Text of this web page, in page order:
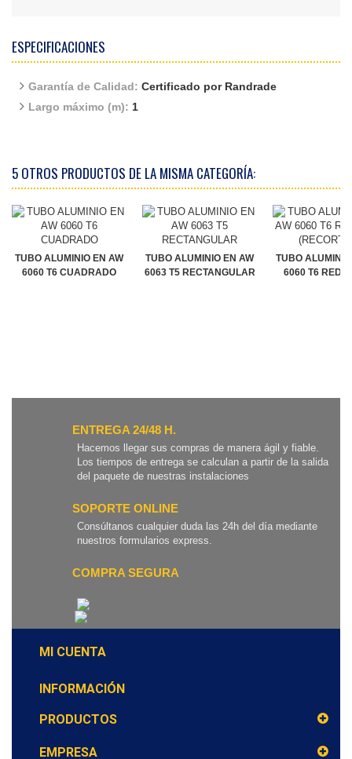
ESPECIFICACIONES
Garantía de Calidad: Certificado por Randrade
Largo máximo (m): 1
5 OTROS PRODUCTOS DE LA MISMA CATEGORÍA:
TUBO ALUMINIO EN AW
6060 T6 CUADRADO
TUBO ALUMINIO EN AW
6063 T5 RECTANGULAR
TUBO
6060 T6
ENTREGA 24/48 H.
Hacemos llegar sus compras de manera ágil y fiable.
Los tiempos de entrega se calculan a partir de la salida
del paquete de nuestras instalaciones
SOPORTE ONLINE
Consúltanos cualquier duda las 24h del día mediante
nuestros formularios express.
COMPRA SEGURA
MI CUENTA
INFORMACIÓN
PRODUCTOS
EMPRESA